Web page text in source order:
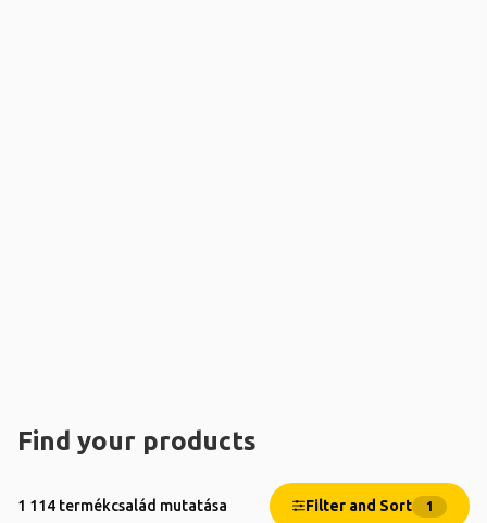
Find your products
1 114 termékcsalád mutatása Filter and Sort 1